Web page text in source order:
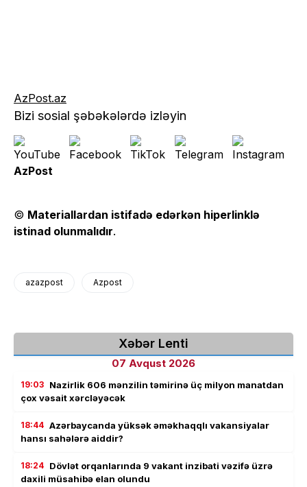
AzPost.az
Bizi sosial şəbəkələrdə izləyin
AzPost
© Materiallardan istifadə edərkən hiperlinklə
istinad olunmalıdır.
azazpost Azpost
Xəbər Lenti
07 Avqust 2026
19:03 Nazirlik 606 mənzilin təmirinə üç milyon manatdan
çox vəsait xərcləyəcək
18:44 Azərbaycanda yüksək əməkhaqqlı vakansiyalar
hansı sahələrə aiddir?
18:24 Dövlət orqanlarında 9 vakant inzibati vəzifə üzrə
daxili müsahibə elan olundu